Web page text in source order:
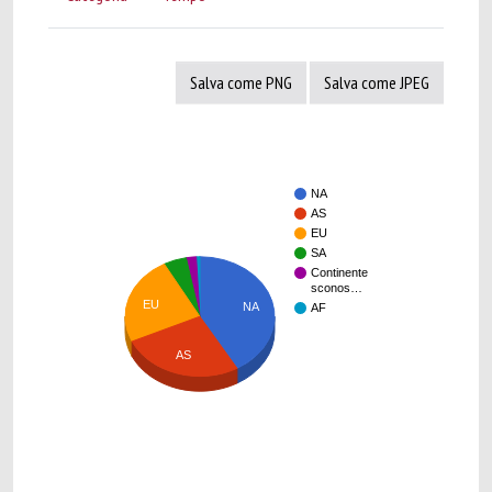
Salva come PNG Salva come JPEG
NA
AS
EU
SA
Continente
sconos…
AF
NA
EU
AS